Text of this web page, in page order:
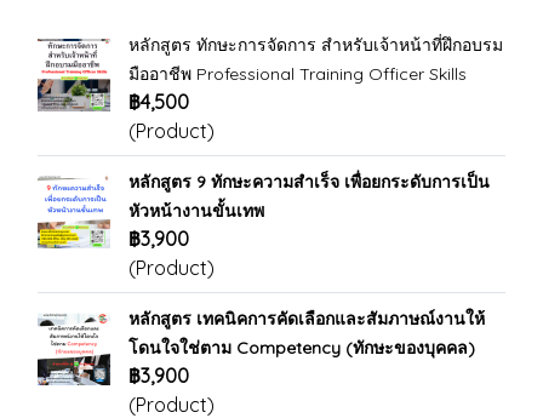
หลักสูตร ทักษะการจัดการ สำหรับเจ้าหน้าที่ฝึกอบรม
มืออาชีพ Professional Training Officer Skills
฿4,500
(Product)
หลักสูตร 9 ทักษะความสำเร็จ เพื่อยกระดับการเป็น
หัวหน้างานขั้นเทพ
฿3,900
(Product)
หลักสูตร เทคนิคการคัดเลือกและสัมภาษณ์งานให้
โดนใจใช่ตาม Competency (ทักษะของบุคคล)
฿3,900
(Product)